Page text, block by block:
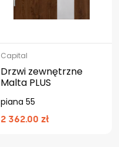
Capital
Drzwi zewnętrzne
Malta PLUS
piana 55
2 362.00 zł